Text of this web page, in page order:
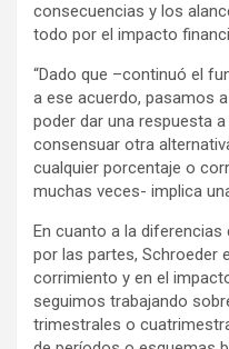
consecuencias y los
todo por el impacto
“Dado que –continuó el
a ese acuerdo, pasamos
poder dar una respuesta
consensuar otra
cualquier porcentaje o
muchas veces- implica
En cuanto a la
por las partes, Schroeder
corrimiento y en el
seguimos trabajando
trimestrales o